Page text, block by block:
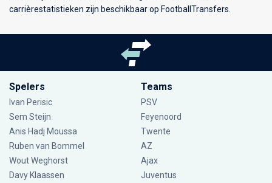
carrièrestatistieken zijn beschikbaar op FootballTransfers.
Spelers
Ivan Perisic
Sem Steijn
Anis Hadj Moussa
Ruben van Bommel
Wout Weghorst
Davy Klaassen
Teams
PSV
Feyenoord
Twente
AZ
Ajax
Juventus